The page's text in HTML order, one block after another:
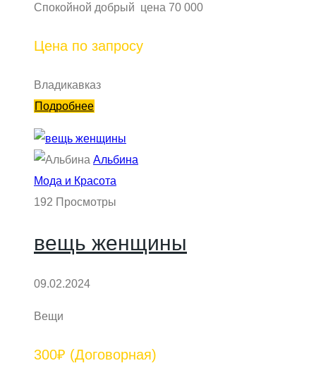
Спокойной добрый цена 70 000
Цена по запросу
Владикавказ
Подробнее
Альбина
Мода и Красота
192 Просмотры
вещь женщины
09.02.2024
Вещи
300₽ (Договорная)